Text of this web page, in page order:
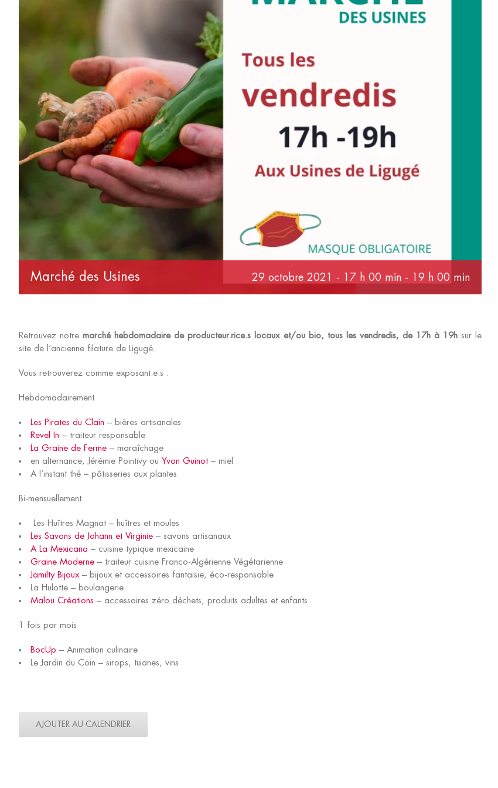
Marché des Usines 29 octobre 2021 - 17 h 00 min - 19 h 00 min
Retrouvez notre marché hebdomadaire de producteur.rice.s locaux et/ou bio, tous les vendredis, de 17h à 19h sur le
site de l’ancienne filature de Ligugé.
Vous retrouverez comme exposant.e.s :
Hebdomadairement
Les Pirates du Clain – bières artisanales
Revel In – traiteur responsable
La Graine de Ferme– maraîchage
en alternance, Jérémie Pointivy ou Yvon Guinot– miel
A l’instant thé – pâtisseries aux plantes
Bi-mensuellement
Les Huîtres Magnat – huîtres et moules
Les Savons de Johann et Virginie– savons artisanaux
A La Mexicana – cuisine typique mexicaine
Graine Moderne– traiteur cuisine Franco-Algérienne Végétarienne
Jamilty Bijoux– bijoux et accessoires fantaisie, éco-responsable
La Hulotte – boulangerie
Malou Créations – accessoires zéro déchets, produits adultes et enfants
1 fois par mois
BocUp – Animation culinaire
Le Jardin du Coin – sirops, tisanes, vins
AJOUTER AU CALENDRIER